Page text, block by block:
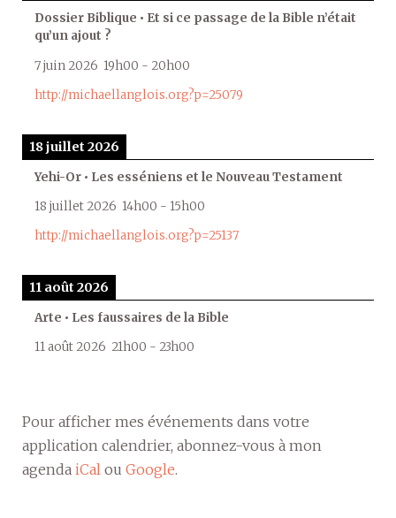
Dossier Biblique • Et si ce passage de la Bible n’était
qu’un ajout ?
7 juin 2026 19h00 - 20h00
http://michaellanglois.org?p=25079
18 juillet 2026
Yehi-Or • Les esséniens et le Nouveau Testament
18 juillet 2026 14h00 - 15h00
http://michaellanglois.org?p=25137
11 août 2026
Arte • Les faussaires de la Bible
11 août 2026 21h00 - 23h00
Pour afficher mes événements dans votre
application calendrier, abonnez-vous à mon
agenda iCal ou Google.